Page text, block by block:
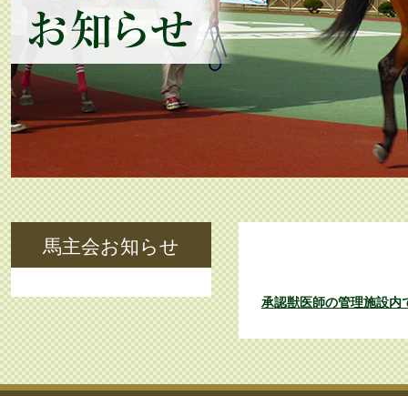
承認獣医師の管理施設内
馬主会お知らせ